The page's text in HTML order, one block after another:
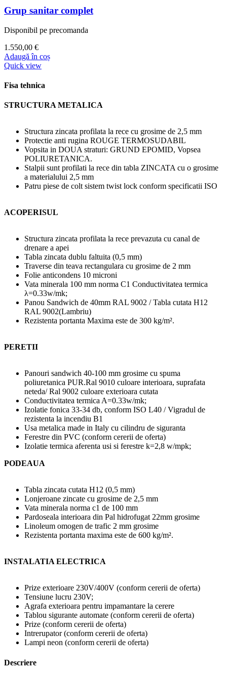
Grup sanitar complet
Disponibil pe precomanda
1.550,00 €
Adaugă în coș
Quick view
Fisa tehnica
STRUCTURA METALICA
Structura zincata profilata la rece cu grosime de 2,5 mm
Protectie anti rugina ROUGE TERMOSUDABIL
Vopsita in DOUA straturi: GRUND EPOMID, Vopsea
POLIURETANICA.
Stalpii sunt profilati la rece din tabla ZINCATA cu o grosime
a materialului 2,5 mm
Patru piese de colt sistem twist lock conform specificatii ISO
ACOPERISUL
Structura zincata profilata la rece prevazuta cu canal de
drenare a apei
Tabla zincata dublu faltuita (0,5 mm)
Traverse din teava rectangulara cu grosime de 2 mm
Folie anticondens 10 microni
Vata minerala 100 mm norma C1 Conductivitatea termica
λ=0.33w/mk;
Panou Sandwich de 40mm RAL 9002 / Tabla cutata H12
RAL 9002(Lambriu)
Rezistenta portanta Maxima este de 300 kg/m².
PERETII
Panouri sandwich 40-100 mm grosime cu spuma
poliuretanica PUR.Ral 9010 culoare interioara, suprafata
neteda/ Ral 9002 culoare exterioara cutata
Conductivitatea termica A=0.33w/mk;
Izolatie fonica 33-34 db, conform ISO L40 / Vigradul de
rezistenta la incendiu B1
Usa metalica made in Italy cu cilindru de siguranta
Ferestre din PVC (conform cererii de oferta)
Izolatie termica aferenta usi si ferestre k=2,8 w/mpk;
PODEAUA
Tabla zincata cutata H12 (0,5 mm)
Lonjeroane zincate cu grosime de 2,5 mm
Vata minerala norma c1 de 100 mm
Pardoseala interioara din Pal hidrofugat 22mm grosime
Linoleum omogen de trafic 2 mm grosime
Rezistenta portanta maxima este de 600 kg/m².
INSTALATIA ELECTRICA
Prize exterioare 230V/400V (conform cererii de oferta)
Tensiune lucru 230V;
Agrafa exterioara pentru impamantare la cerere
Tablou sigurante automate (conform cererii de oferta)
Prize (conform cererii de oferta)
Intrerupator (conform cererii de oferta)
Lampi neon (conform cererii de oferta)
Descriere